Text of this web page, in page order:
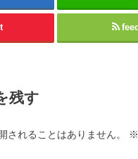
残す
されることはありません。 ※